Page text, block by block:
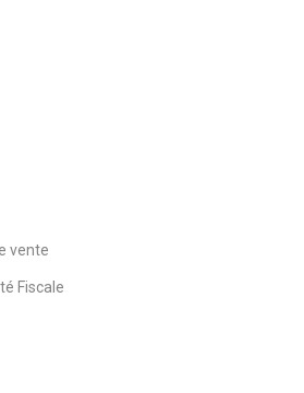
vente
Fiscale